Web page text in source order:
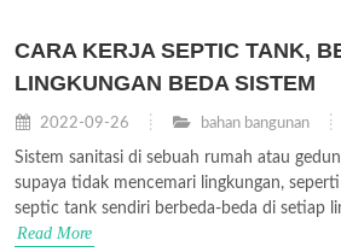
CARA KERJA SEPTIC TANK,
LINGKUNGAN BEDA SISTEM
2022-09-26 bahan bangunan
Sistem sanitasi di sebuah rumah atau
supaya tidak mencemari lingkungan,
septic tank sendiri berbeda-beda di setiap
Read More